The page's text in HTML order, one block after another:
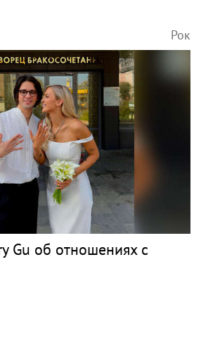
Рок
Gu об отношениях с